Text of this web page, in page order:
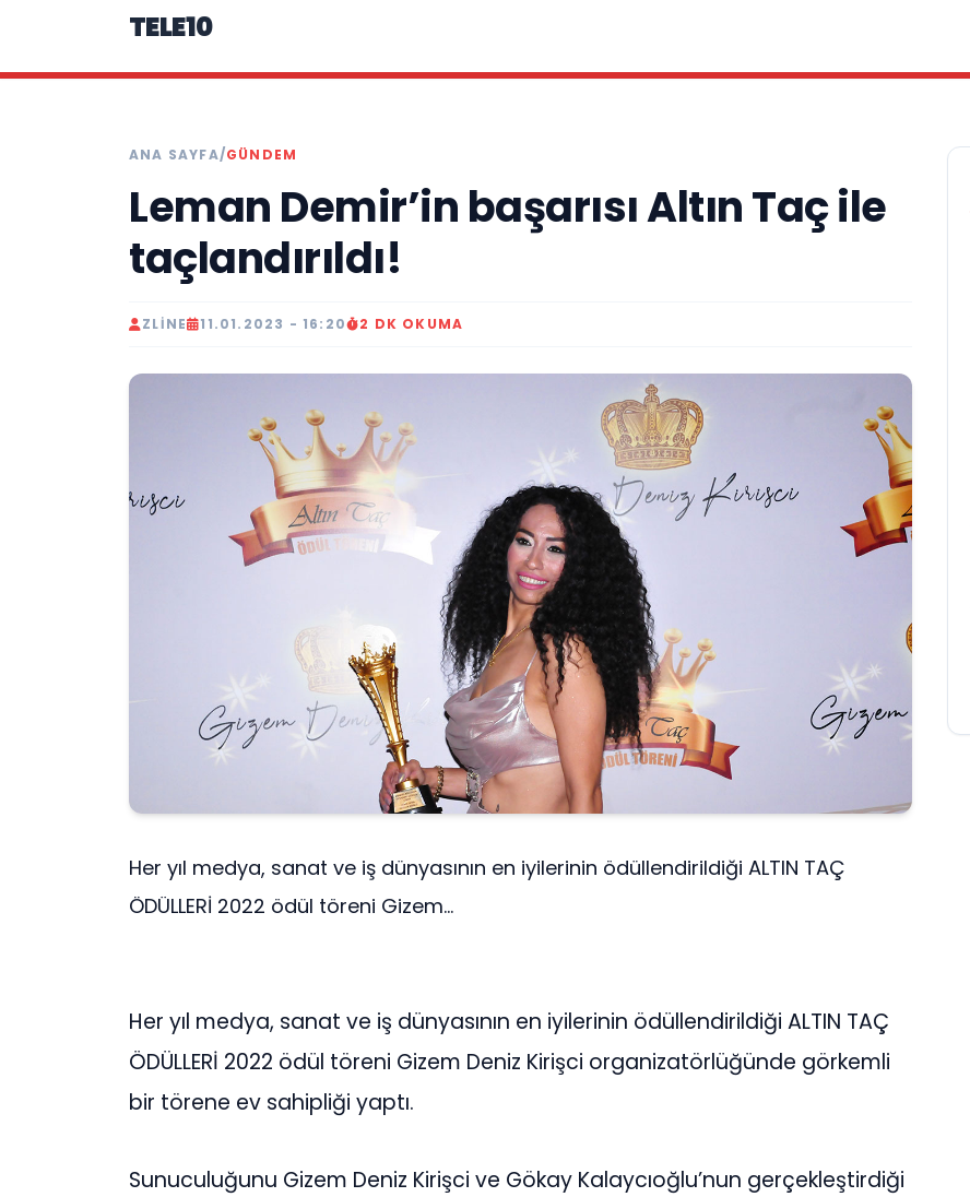
TELE10
ANA SAYFA/GÜNDEM
Leman Demir’in başarısı Altın Taç ile
taçlandırıldı!
ZLINE 11.01.2023 - 16:20 2 DK OKUMA
Her yıl medya, sanat ve iş dünyasının en iyilerinin ödüllendirildiği ALTIN TAÇ
ÖDÜLLERİ 2022 ödül töreni Gizem...
Her yıl medya, sanat ve iş dünyasının en iyilerinin ödüllendirildiği ALTIN TAÇ
ÖDÜLLERİ 2022 ödül töreni Gizem Deniz Kirişci organizatörlüğünde görkemli
bir törene ev sahipliği yaptı.
Sunuculuğunu Gizem Deniz Kirişci ve Gökay Kalaycıoğlu’nun gerçekleştirdiği